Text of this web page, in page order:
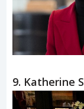
9. Katherine